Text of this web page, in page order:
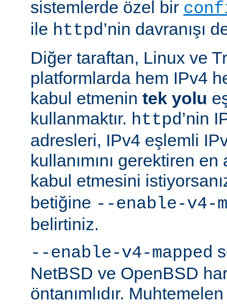
sistemlerde özel bir
ile httpd’nin davranışı
Diğer taraftan, Linux ve
platformlarda hem IPv4
kabul etmenin tek yolu
kullanmaktır. httpd’nin
adresleri, IPv4 eşlemli
kullanımını gerektiren
kabul etmesini
betiğine --enable-v4-
belirtiniz.
--enable-v4-mapped
NetBSD ve OpenBSD
öntanımlıdır.